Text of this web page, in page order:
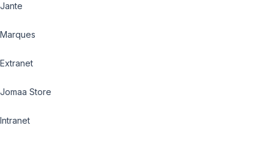
Jante
Marques
Extranet
Jomaa Store
Intranet